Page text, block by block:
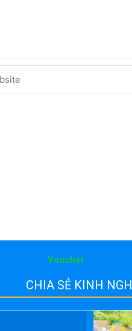
Voucher
CHIA SẺ KINH